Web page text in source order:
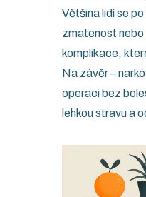
Většina lidí se
zmatenost
komplikace,
Na závěr –
operaci bez
lehkou stravu a